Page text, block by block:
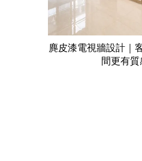
麂皮漆電視牆設計｜
間更有質